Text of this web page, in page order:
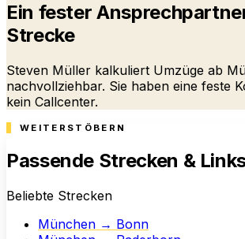
Ein fester
Strecke
Steven Müller kalkuliert Umzüge ab
nachvollziehbar. Sie haben eine feste
kein Callcenter.
WEITERSTÖBERN
Passende Strecken &
Beliebte Strecken
München → Bonn